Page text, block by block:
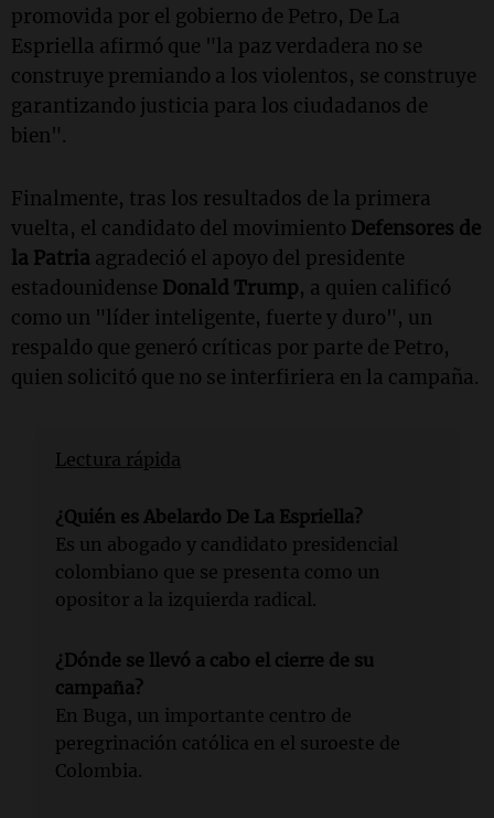
promovida por el gobierno de Petro, De La
Espriella afirmó que "la paz verdadera no se
construye premiando a los violentos, se construye
garantizando justicia para los ciudadanos de
bien".
Finalmente, tras los resultados de la primera
vuelta, el candidato del movimiento Defensores de
la Patria agradeció el apoyo del presidente
estadounidense Donald Trump, a quien calificó
como un "líder inteligente, fuerte y duro", un
respaldo que generó críticas por parte de Petro,
quien solicitó que no se interfiriera en la campaña.
Lectura rápida
¿Quién es Abelardo De La Espriella?
Es un abogado y candidato presidencial
colombiano que se presenta como un
opositor a la izquierda radical.
¿Dónde se llevó a cabo el cierre de su
campaña?
En Buga, un importante centro de
peregrinación católica en el suroeste de
Colombia.